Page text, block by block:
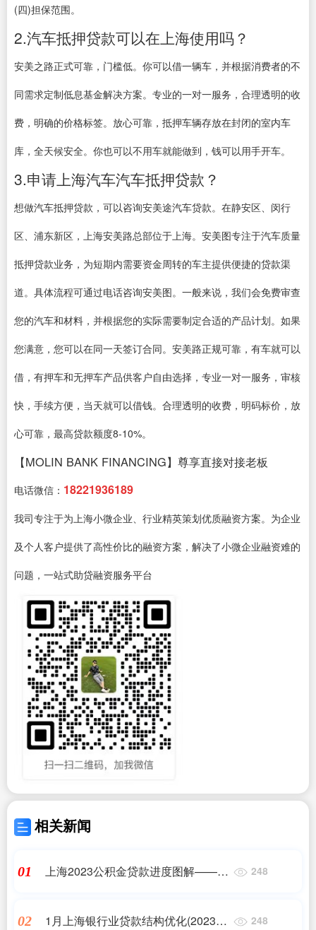
(四)担保范围。
2.汽车抵押贷款可以在上海使用吗？
安美之路正式可靠，门槛低。你可以借一辆车，并根据消费者的不
同需求定制低息基金解决方案。专业的一对一服务，合理透明的收
费，明确的价格标签。放心可靠，抵押车辆存放在封闭的室内车
库，全天候安全。你也可以不用车就能做到，钱可以用手开车。
3.申请上海汽车汽车抵押贷款？
想做汽车抵押贷款，可以咨询安美途汽车贷款。在静安区、闵行
区、浦东新区，上海安美路总部位于上海。安美图专注于汽车质量
抵押贷款业务，为短期内需要资金周转的车主提供便捷的贷款渠
道。具体流程可通过电话咨询安美图。一般来说，我们会免费审查
您的汽车和材料，并根据您的实际需要制定合适的产品计划。如果
您满意，您可以在同一天签订合同。安美路正规可靠，有车就可以
借，有押车和无押车产品供客户自由选择，专业一对一服务，审核
快，手续方便，当天就可以借钱。合理透明的收费，明码标价，放
心可靠，最高贷款额度8-10%。
【MOLIN BANK FINANCING】尊享直接对接老板
电话微信： 18221936189
我司专注于为上海小微企业、行业精英策划优质融资方案。为企业
及个人客户提供了高性价比的融资方案，解决了小微企业融资难的
问题，一站式助贷融资服务平台
相关新闻
01
上海2023公积金贷款进度图解——正
248
02
1月上海银行业贷款结构优化(2023最
248